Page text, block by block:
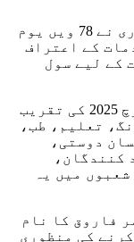
اسلام آباد: صدر مملکت آصف علی زرداری نے 78 ویں یوم
کے اعتراف
کے لیے سول
تمام تر افراد کو سول ایوارڈ 23 مارچ 2025 کی تقریب
تعلیم، طب،
دوستی،
کنندگان،
میں یہ
فاروق کا نام
کی منظوری